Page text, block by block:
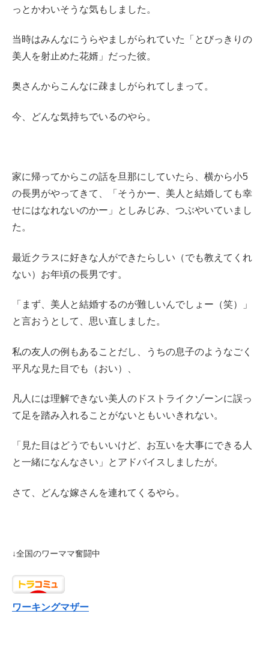
っとかわいそうな気もしました。
当時はみんなにうらやましがられていた「とびっきりの
美人を射止めた花婿」だった彼。
奥さんからこんなに疎ましがられてしまって。
今、どんな気持ちでいるのやら。
家に帰ってからこの話を旦那にしていたら、横から小5
の長男がやってきて、「そうかー、美人と結婚しても幸
せにはなれないのかー」としみじみ、つぶやいていまし
た。
最近クラスに好きな人ができたらしい（でも教えてくれ
ない）お年頃の長男です。
「まず、美人と結婚するのが難しいんでしょー（笑）」
と言おうとして、思い直しました。
私の友人の例もあることだし、うちの息子のようなごく
平凡な見た目でも（おい）、
凡人には理解できない美人のドストライクゾーンに誤っ
て足を踏み入れることがないともいいきれない。
「見た目はどうでもいいけど、お互いを大事にできる人
と一緒になんなさい」とアドバイスしましたが。
さて、どんな嫁さんを連れてくるやら。
↓全国のワーママ奮闘中
ワーキングマザー